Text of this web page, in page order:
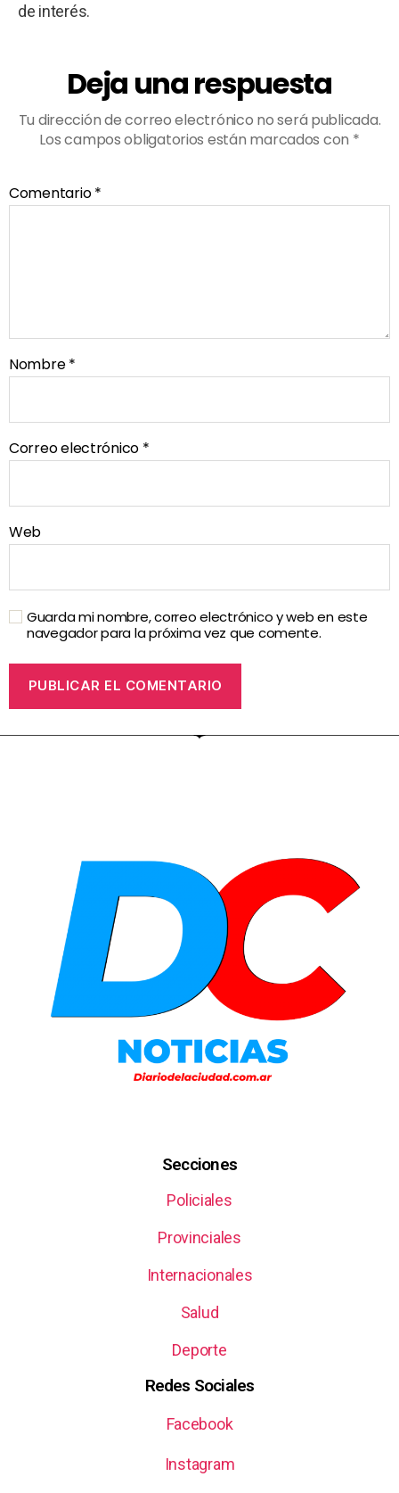
de interés.
Deja una respuesta
Tu dirección de correo electrónico no será publicada.
Los campos obligatorios están marcados con *
Comentario*
Nombre*
Correo electrónico *
Web
Guarda mi nombre, correo electrónico y web en este
navegador para la próxima vez que comente.
Secciones
Policiales
Provinciales
Internacionales
Salud
Deporte
Redes Sociales
Facebook
Instagram